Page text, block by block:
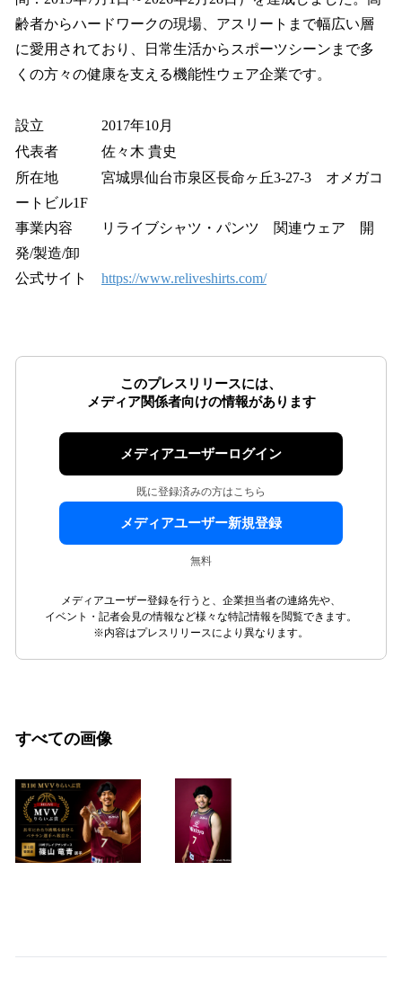
齢者からハードワークの現場、アスリートまで幅広い層
に愛用されており、日常生活からスポーツシーンまで多
くの方々の健康を支える機能性ウェア企業です。
設立 2017年10月
代表者 佐々木 貴史
所在地 宮城県仙台市泉区長命ヶ丘3-27-3 オメガコ
ートビル1F
事業内容 リライブシャツ・パンツ 関連ウェア 開
発/製造/卸
公式サイト https://www.reliveshirts.com/
このプレスリリースには、
メディア関係者向けの情報があります
メディアユーザーログイン
既に登録済みの方はこちら
メディアユーザー新規登録
無料
メディアユーザー登録を行うと、企業担当者の連絡先や、
イベント・記者会見の情報など様々な特記情報を閲覧できます。
※内容はプレスリリースにより異なります。
すべての画像